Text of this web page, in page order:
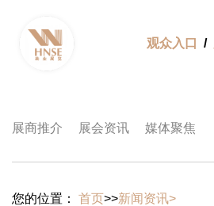
观众入口 /
展商推介 展会资讯 媒体聚焦
您的位置： 首页>>新闻资讯>